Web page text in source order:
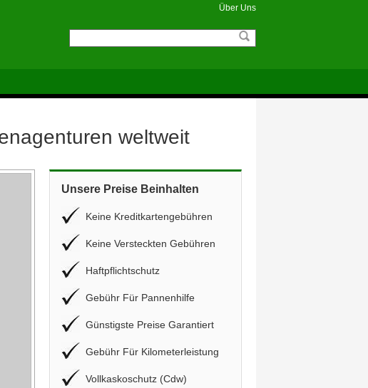
Über Uns
weltweit
Unsere Preise Beinhalten
Keine Kreditkartengebühren
Keine Versteckten Gebühren
Haftpflichtschutz
Gebühr Für Pannenhilfe
Günstigste Preise Garantiert
Gebühr Für Kilometerleistung
Vollkaskoschutz (Cdw)